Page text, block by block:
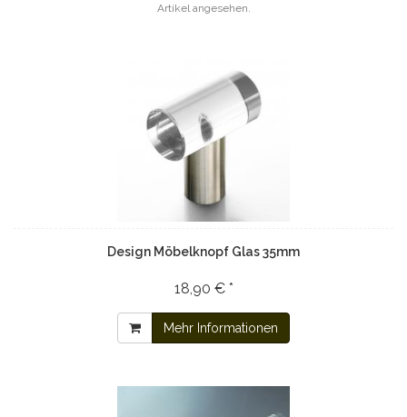
Artikel angesehen.
Design Möbelknopf Glas 35mm
18,90 € *
Mehr Informationen